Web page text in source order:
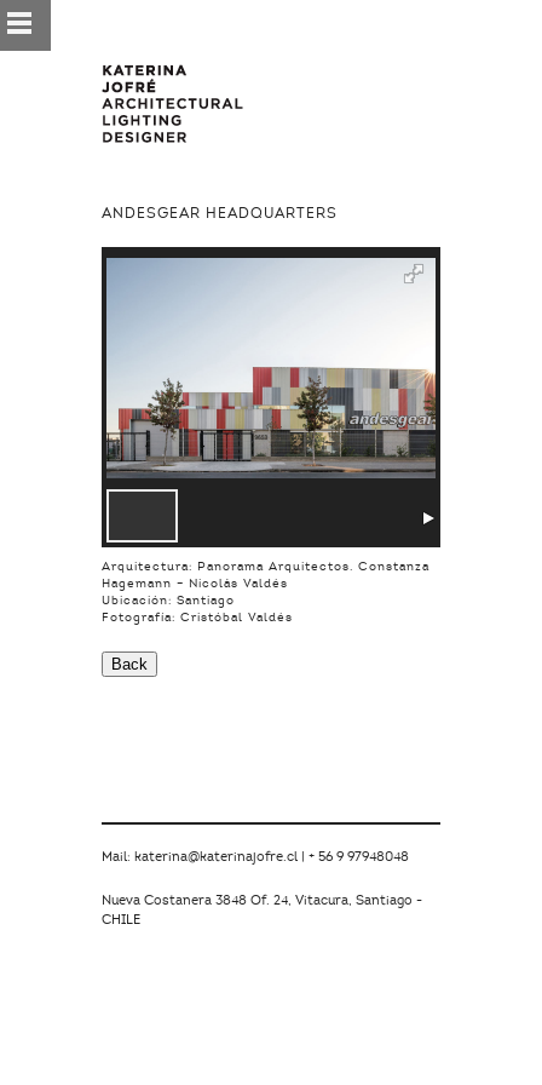
ANDESGEAR HEADQUARTERS
Arquitectura: Panorama Arquitectos. Constanza
Hagemann – Nicolás Valdés
Ubicación: Santiago
Fotografía: Cristóbal Valdés
Mail: katerina@katerinajofre.cl | + 56 9 97948048
Nueva Costanera 3848 Of. 24, Vitacura, Santiago -
CHILE